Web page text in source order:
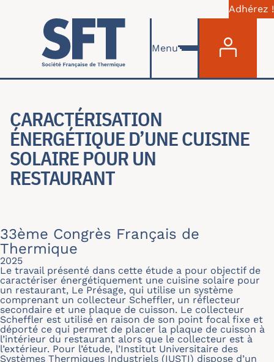
Aller au contenu principal
Adhérez !
Menu
CARACTÉRISATION
ÉNERGÉTIQUE D’UNE CUISINE
SOLAIRE POUR UN
RESTAURANT
33ème Congrès Français de
Thermique
2025
Le travail présenté dans cette étude a pour objectif de
caractériser énergétiquement une cuisine solaire pour
un restaurant, Le Présage, qui utilise un système
comprenant un collecteur Scheffler, un réflecteur
secondaire et une plaque de cuisson. Le collecteur
Scheffler est utilisé en raison de son point focal fixe et
déporté ce qui permet de placer la plaque de cuisson à
l’intérieur du restaurant alors que le collecteur est à
l’extérieur. Pour l’étude, l’Institut Universitaire des
Systèmes Thermiques Industriels (IUSTI) dispose d’un